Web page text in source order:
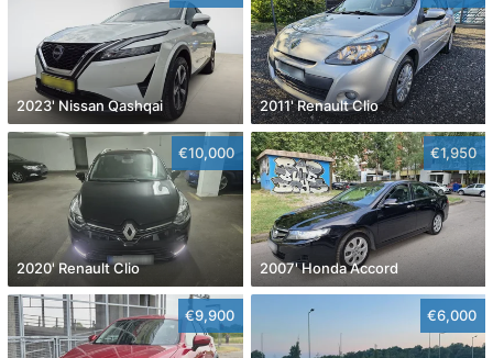
2023' Nissan Qashqai 2011' Renault Clio
€10,000
2020' Renault Clio
€1,950
2007' Honda Accord
€9,900 €6,000